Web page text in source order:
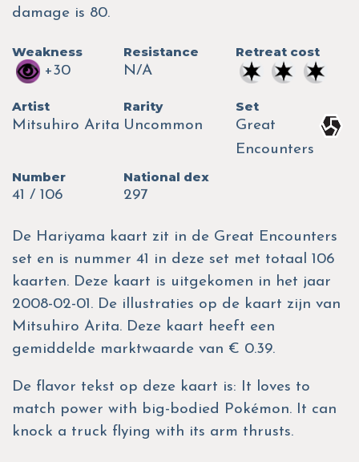
damage is 80.
Weakness
+30
Resistance
N/A
Retreat cost
Artist
Mitsuhiro Arita
Rarity
Uncommon
Set
Great
Encounters
Number
41 / 106
National dex
297
De Hariyama kaart zit in de Great Encounters
set en is nummer 41 in deze set met totaal 106
kaarten. Deze kaart is uitgekomen in het jaar
2008-02-01. De illustraties op de kaart zijn van
Mitsuhiro Arita. Deze kaart heeft een
gemiddelde marktwaarde van € 0.39.
De flavor tekst op deze kaart is: It loves to
match power with big-bodied Pokémon. It can
knock a truck flying with its arm thrusts.